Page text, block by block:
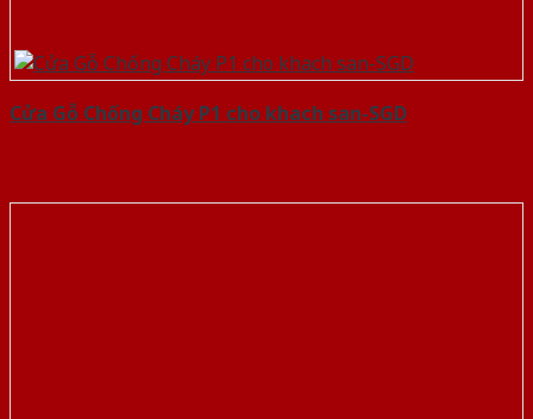
Cửa Gỗ Chống Cháy P1 cho khach san-SGD